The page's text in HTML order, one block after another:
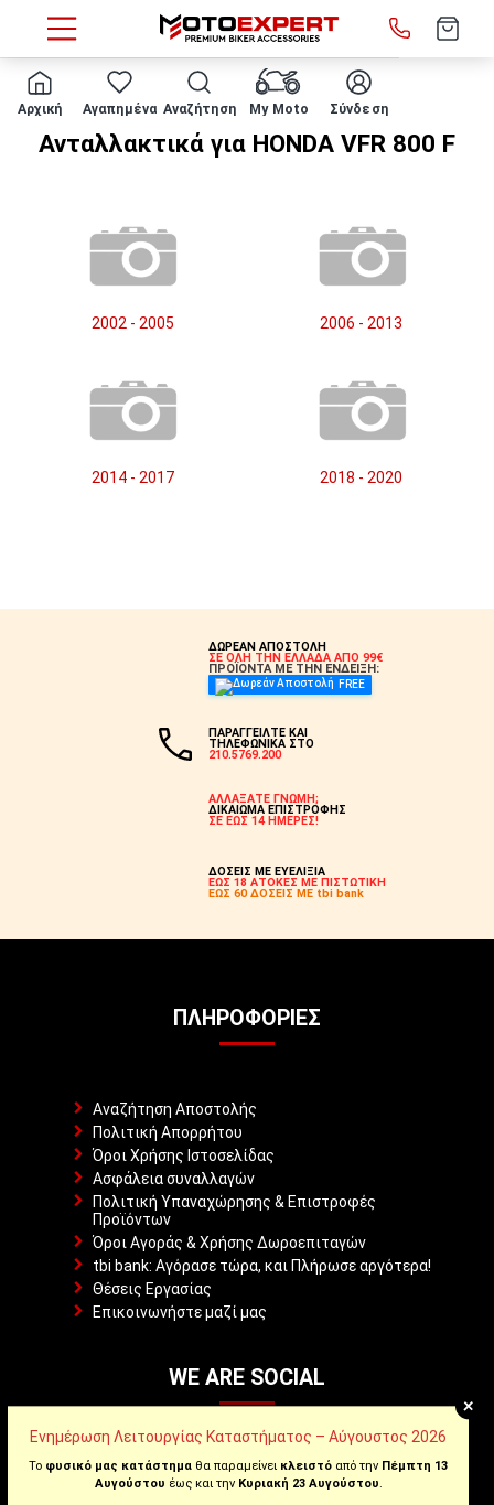
Αρχική Αγαπημένα Αναζήτηση My Moto Σύνδεση
HOME Μάρκα/μοντέλο HONDA VFR 800 F
Ανταλλακτικά για HONDA VFR 800 F
2002 - 2005 2006 - 2013
2014 - 2017 2018 - 2020
ΔΩΡΕΑΝ ΑΠΟΣΤΟΛΗ
ΣΕ ΟΛΗ ΤΗΝ ΕΛΛΑΔΑ ΑΠΟ 99€
ΠΡΟΪΟΝΤΑ ΜΕ ΤΗΝ ΕΝΔΕΙΞΗ:
FREE
ΠΑΡΑΓΓΕΙΛΤΕ ΚΑΙ
ΤΗΛΕΦΩΝΙΚΑ ΣΤΟ
210.5769.200
ΑΛΛΑΞΑΤΕ ΓΝΩΜΗ;
ΔΙΚΑΙΩΜΑ ΕΠΙΣΤΡΟΦΗΣ
ΣΕ ΕΩΣ 14 ΗΜΕΡΕΣ!
ΔΟΣΕΙΣ ΜΕ ΕΥΕΛΙΞΙΑ
ΕΩΣ 18 ΑΤΟΚΕΣ ΜΕ ΠΙΣΤΩΤΙΚΗ
ΕΩΣ 60 ΔΟΣΕΙΣ ΜΕ tbi bank
ΠΛΗΡΟΦΟΡΊΕΣ
Αναζήτηση Αποστολής
Πολιτική Απορρήτου
Όροι Χρήσης Ιστοσελίδας
Ασφάλεια συναλλαγών
Πολιτική Υπαναχώρησης & Επιστροφές
Προϊόντων
Όροι Αγοράς & Χρήσης Δωροεπιταγών
tbi bank: Αγόρασε τώρα, και Πλήρωσε αργότερα!
Θέσεις Εργασίας
Επικοινωνήστε μαζί μας
WE ARE SOCIAL
Facebook
+
Ενημέρωση Λειτουργίας Καταστήματος – Αύγουστος 2026
Το φυσικό μας κατάστημα θα παραμείνει κλειστό από την Πέμπτη 13
Αυγούστου έως και τηνΚυριακή 23 Αυγούστου.